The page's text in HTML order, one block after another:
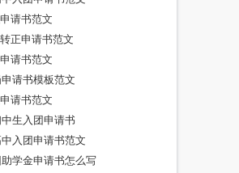
请书范文
正申请书范文
请书范文
请书模板范文
请书范文
生入团申请书
入团申请书范文
学金申请书怎么写